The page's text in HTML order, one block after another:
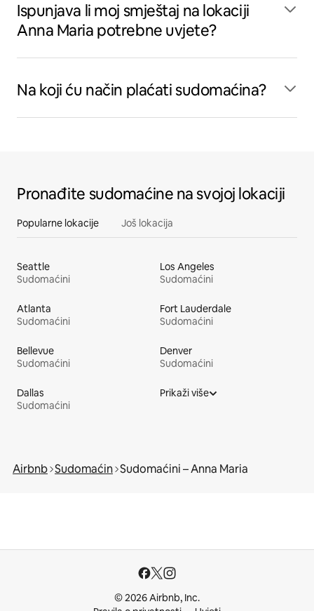
Ispunjava li moj smještaj na lokaciji
Anna Maria potrebne uvjete?
Na koji ću način plaćati sudomaćina?
Pronađite sudomaćine na svojoj lokaciji
Popularne lokacije Još lokacija
Seattle
Sudomaćini
Los Angeles
Sudomaćini
Atlanta
Sudomaćini
Fort Lauderdale
Sudomaćini
Bellevue
Sudomaćini
Denver
Sudomaćini
Dallas
Sudomaćini
Prikaži više
Airbnb Sudomaćin Sudomaćini – Anna Maria
© 2026 Airbnb, Inc.